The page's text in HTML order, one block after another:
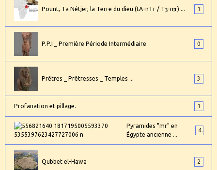
Pount, Ta Nétjer, la Terre du dieu (tA-nTr / Tȝ-nṯr) ... 1
P.P.I _ Première Période Intermédiaire 0
Prêtres _ Prêtresses _ Temples ... 3
Profanation et pillage. 1
Pyramides "mr" en
Égypte ancienne ...
4
Qubbet el-Hawa 2